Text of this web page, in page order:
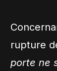
rupture
porte ne